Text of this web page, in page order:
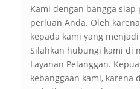
Kami dengan bangga siap
perluan Anda. Oleh
kepada kami yang
Silahkan hubungi kami di
Layanan Pelanggan.
kebanggaan kami, karena